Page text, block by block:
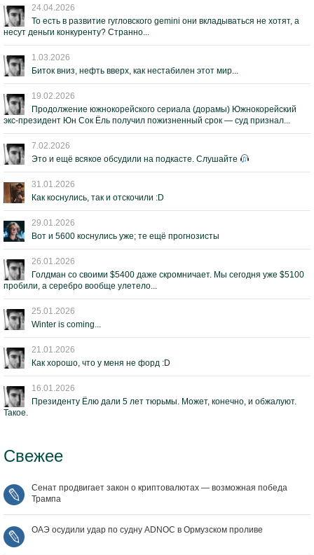
24.04.2026
То есть в развитие гугловского gemini они вкладываться не хотят, а
несут деньги конкуренту? Странно...
1.03.2026
Биток вниз, нефть вверх, как нестабилен этот мир...
19.02.2026
Продолжение южнокорейского сериала (дорамы) Южнокорейский
экс-президент Юн Сок Ёль получил пожизненный срок — суд признал...
7.02.2026
Это и ещё всякое обсудили на подкасте. Слушайте
31.01.2026
Как коснулись, так и отскочили :D
29.01.2026
Вот и 5600 коснулись уже; те ещё прогнозисты
26.01.2026
Голдман со своими $5400 даже скромничает. Мы сегодня уже $5100
пробили, а серебро вообще улетело...
25.01.2026
Winter is coming...
21.01.2026
Как хорошо, что у меня не форд :D
16.01.2026
Президенту Ёлю дали 5 лет тюрьмы. Может, конечно, и обжалуют.
Такое.
Свежее
Сенат продвигает закон о криптовалютах — возможная победа
Трампа
ОАЭ осудили удар по судну ADNOC в Ормузском проливе